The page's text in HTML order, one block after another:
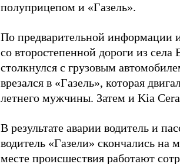
полуприцепом и «Газель».
По предварительной информации
со второстепенной дороги из села
столкнулся с грузовым
врезался в «Газель», которая
летнего мужчины. Затем и Kia
В результате аварии водитель и
водитель «Газели» скончались
месте происшествия работают